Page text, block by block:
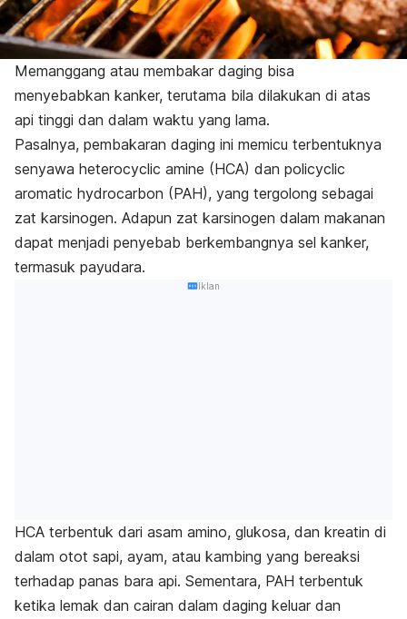
Memanggang atau membakar daging bisa
menyebabkan kanker, terutama bila dilakukan di atas
api tinggi dan dalam waktu yang lama.
Pasalnya, pembakaran daging ini memicu terbentuknya
senyawa heterocyclic amine (HCA) dan policyclic
aromatic hydrocarbon (PAH), yang tergolong sebagai
zat karsinogen. Adapun zat karsinogen dalam makanan
dapat menjadi penyebab berkembangnya sel kanker,
termasuk payudara.
Iklan
HCA terbentuk dari asam amino, glukosa, dan kreatin di
dalam otot sapi, ayam, atau kambing yang bereaksi
terhadap panas bara api. Sementara, PAH terbentuk
ketika lemak dan cairan dalam daging keluar dan